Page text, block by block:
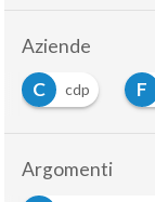
Aziende
C cdp F
Argomenti